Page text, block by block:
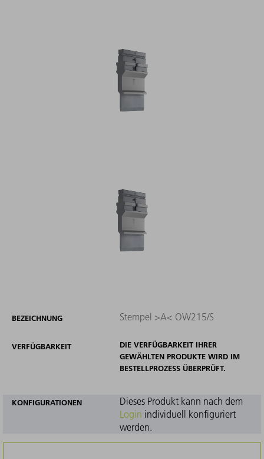
BEZEICHNUNG Stempel >A< OW215/S
VERFÜGBARKEIT
DIE VERFÜGBARKEIT IHRER
GEWÄHLTEN PRODUKTE WIRD IM
BESTELLPROZESS ÜBERPRÜFT.
KONFIGURATIONEN
Dieses Produkt kann nach dem
Login individuell konfiguriert
werden.